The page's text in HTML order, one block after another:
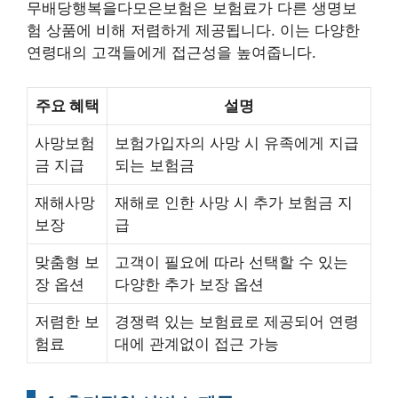
무배당행복을다모은보험은 보험료가 다른 생명보
험 상품에 비해 저렴하게 제공됩니다. 이는 다양한
연령대의 고객들에게 접근성을 높여줍니다.
주요 혜택 설명
사망보험
금 지급
보험가입자의 사망 시 유족에게 지급
되는 보험금
재해사망
보장
재해로 인한 사망 시 추가 보험금 지
급
맞춤형 보
장 옵션
고객이 필요에 따라 선택할 수 있는
다양한 추가 보장 옵션
저렴한 보
험료
경쟁력 있는 보험료로 제공되어 연령
대에 관계없이 접근 가능